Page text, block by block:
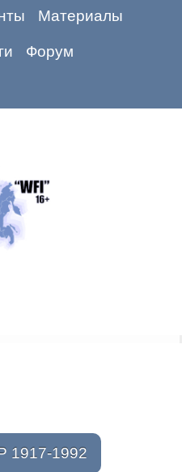
Материалы
Форум
1917-1992